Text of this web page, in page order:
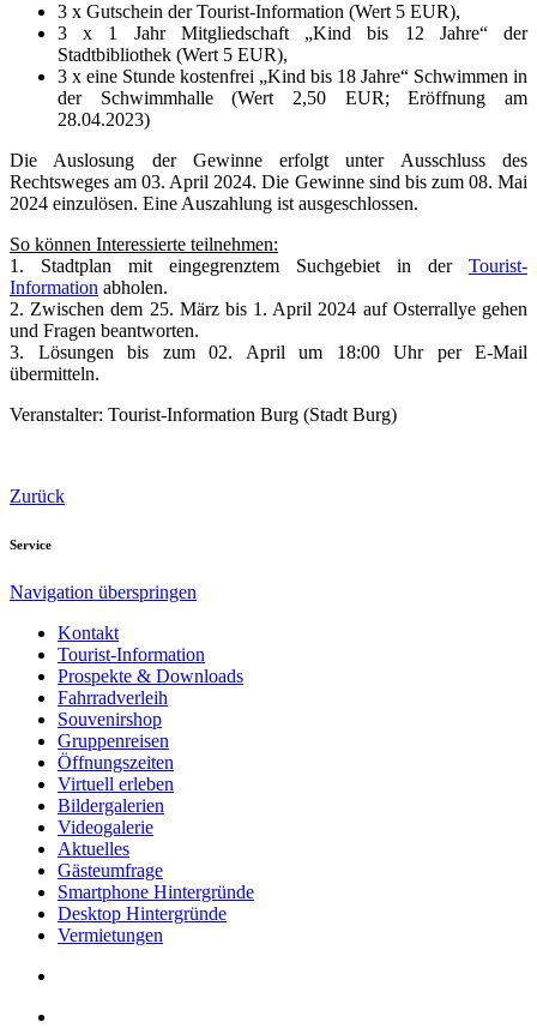
3 x Gutschein der Tourist-Information (Wert 5 EUR),
3 x 1 Jahr Mitgliedschaft „Kind bis 12 Jahre“ der
Stadtbibliothek (Wert 5 EUR),
3 x eine Stunde kostenfrei „Kind bis 18 Jahre“ Schwimmen in
der Schwimmhalle (Wert 2,50 EUR; Eröffnung am
28.04.2023)
Die Auslosung der Gewinne erfolgt unter Ausschluss des
Rechtsweges am 03. April 2024. Die Gewinne sind bis zum 08. Mai
2024 einzulösen. Eine Auszahlung ist ausgeschlossen.
So können Interessierte teilnehmen:
1. Stadtplan mit eingegrenztem Suchgebiet in der Tourist-
Information abholen.
2. Zwischen dem 25. März bis 1. April 2024 auf Osterrallye gehen
und Fragen beantworten.
3. Lösungen bis zum 02. April um 18:00 Uhr per E-Mail
übermitteln.
Veranstalter: Tourist-Information Burg (Stadt Burg)
Zurück
Service
Navigation überspringen
Kontakt
Tourist-Information
Prospekte & Downloads
Fahrradverleih
Souvenirshop
Gruppenreisen
Öffnungszeiten
Virtuell erleben
Bildergalerien
Videogalerie
Aktuelles
Gästeumfrage
Smartphone Hintergründe
Desktop Hintergründe
Vermietungen